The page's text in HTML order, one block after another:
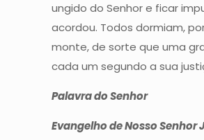
ungido do Senhor e ficar
acordou. Todos dormiam,
monte, de sorte que uma
cada um segundo a sua
Palavra do Senhor
Evangelho de Nosso Senhor